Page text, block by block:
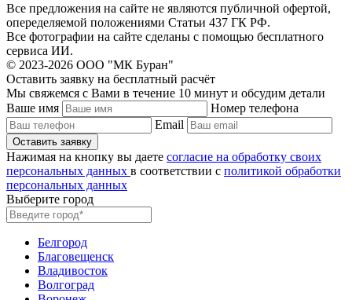
Все предложения на сайте не являются публичной офертой,
опеределяемой положениями Статьи 437 ГК РФ.
Все фотографии на сайте сделаны с помощью бесплатного
сервиса ИИ.
© 2023-2026 ООО "МК Буран"
Оставить заявку на бесплатный расчёт
Мы свяжемся с Вами в течение 10 минут и обсудим детали
Ваше имя
Номер телефона
Email
Нажимая на кнопку вы даете согласие на обработку своих
персональных данных в соответствии с политикой обработки
персональных данных
Выберите город
Белгород
Благовещенск
Владивосток
Волгоград